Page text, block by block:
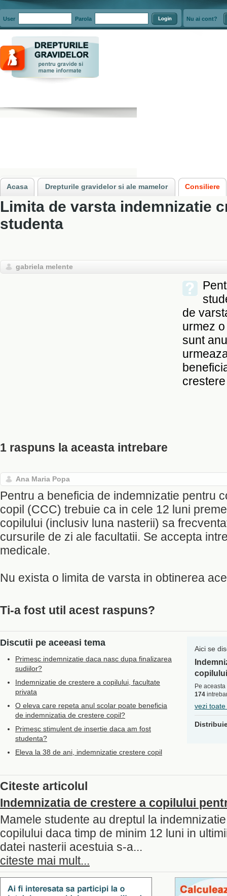
Acasa » Indemnizatia de crestere a copilului pentru mame
Limita de varsta indemnizatie
studenta
gabriela melente
de
urmez
sunt
1 raspuns la aceasta intrebare
Ana Maria Popa
Pentru a beneficia de indemnizatie pentru
copil (CCC) trebuie ca in cele 12 luni
copilului (inclusiv luna nasterii) sa
cursurile de zi ale facultatii. Se accepta
medicale.
Nu exista o limita de varsta in obtinerea
Ti-a fost util acest raspuns?
Discutii pe aceeasi tema
Primesc indemnizatie daca nasc dupa finalizarea
sudiilor?
Indemnizatie de crestere a copilului, facultate
privata
O eleva care repeta anul scolar poate beneficia
de indemnizatia de crestere copil?
Primesc stimulent de insertie daca am fost
studenta?
Eleva la 38 de ani, indemnizatie crestere copil
Aici se
Pe
174
vezi
Citeste articolul
Indemnizatia de crestere a copilului
Mamele studente au dreptul la
copilului daca timp de minim 12 luni in
datei nasterii acestuia s-a...
citeste mai mult...
User Parola Nu ai cont?
Acasa Drepturile gravidelor si ale mamelor Consiliere